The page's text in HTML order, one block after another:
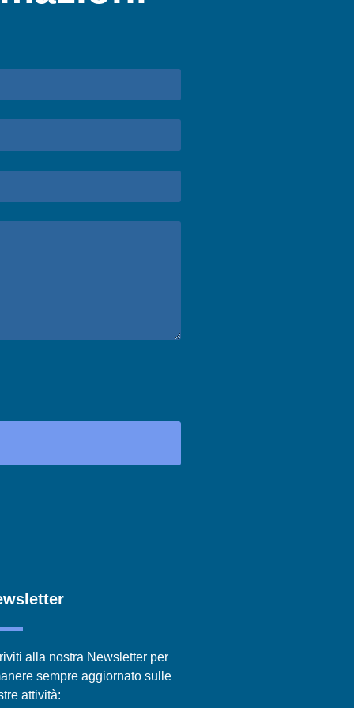
alla nostra Newsletter per
sempre aggiornato sulle
attività: